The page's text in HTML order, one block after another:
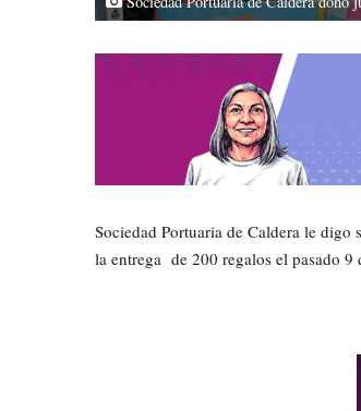
Sociedad Portuaria de Caldera le
la entrega de 200 regalos el pasado 9